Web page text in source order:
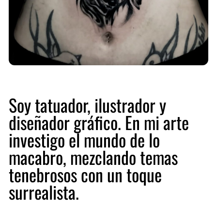
Soy tatuador, ilustrador y
diseñador gráfico. En mi arte
investigo el mundo de lo
macabro, mezclando temas
tenebrosos con un toque
surrealista.